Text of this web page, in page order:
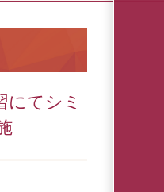
にてシミ